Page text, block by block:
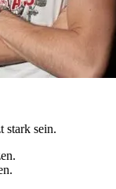
stark sein.